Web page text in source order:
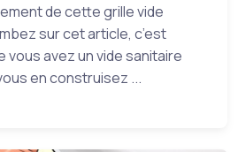
de cette grille vide
sur cet article, c’est
vous avez un vide sanitaire
en construisez ...